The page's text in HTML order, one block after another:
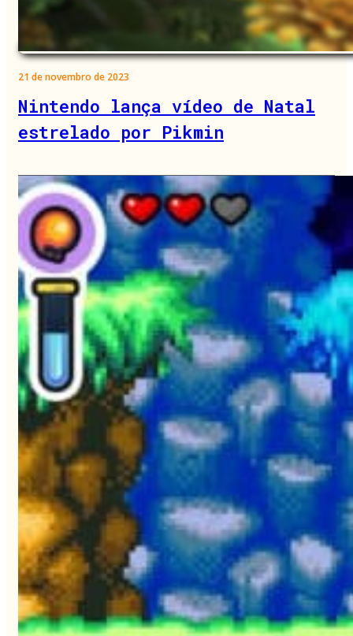
21 de novembro de 2023
Nintendo lança vídeo de Natal
estrelado por Pikmin